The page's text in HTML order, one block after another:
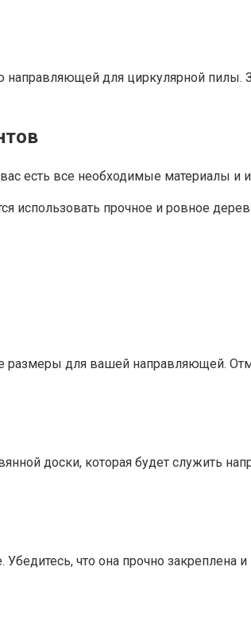
для циркулярной
есть все необходимые материалы и
прочное и ровное
для вашей направляющей.
доски, которая будет служить
что она прочно закреплена и